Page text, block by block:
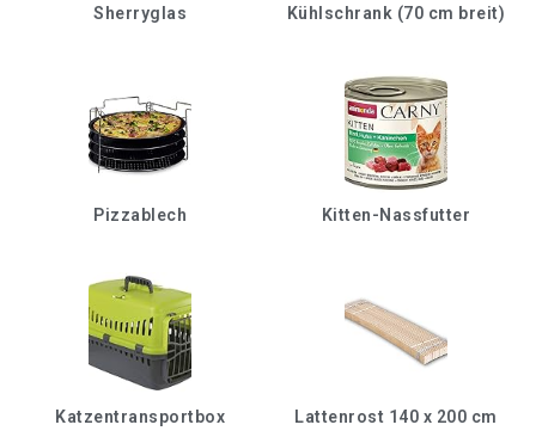
Sherryglas Kühlschrank (70 cm breit)
Pizzablech Kitten-Nassfutter
Katzentransportbox Lattenrost 140 x 200 cm